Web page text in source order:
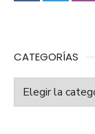
CATEGORÍAS
Categorías